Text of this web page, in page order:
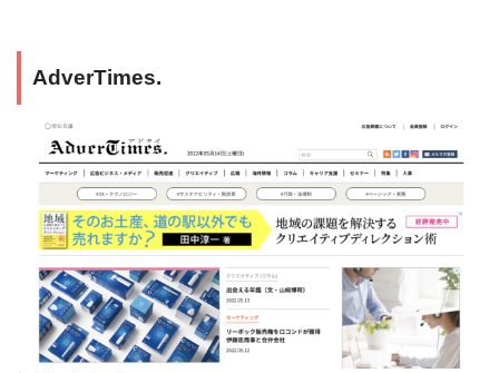
AdverTimes.